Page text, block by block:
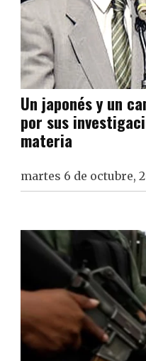
Un japonés y un
por sus
materia
martes 6 de octubre,